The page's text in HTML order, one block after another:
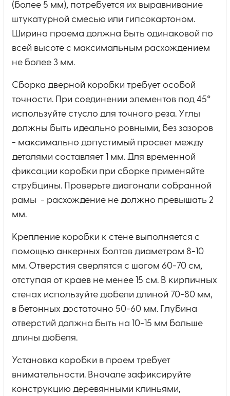
(более 5 мм), потребуется их выравнивание
штукатурной смесью или гипсокартоном.
Ширина проема должна быть одинаковой по
всей высоте с максимальным расхождением
не более 3 мм.
Сборка дверной коробки требует особой
точности. При соединении элементов под 45°
используйте стусло для точного реза. Углы
должны быть идеально ровными, без зазоров
- максимально допустимый просвет между
деталями составляет 1 мм. Для временной
фиксации коробки при сборке применяйте
струбцины. Проверьте диагонали собранной
рамы - расхождение не должно превышать 2
мм.
Крепление коробки к стене выполняется с
помощью анкерных болтов диаметром 8-10
мм. Отверстия сверлятся с шагом 60-70 см,
отступая от краев не менее 15 см. В кирпичных
стенах используйте дюбели длиной 70-80 мм,
в бетонных достаточно 50-60 мм. Глубина
отверстий должна быть на 10-15 мм больше
длины дюбеля.
Установка коробки в проем требует
внимательности. Вначале зафиксируйте
конструкцию деревянными клиньями,